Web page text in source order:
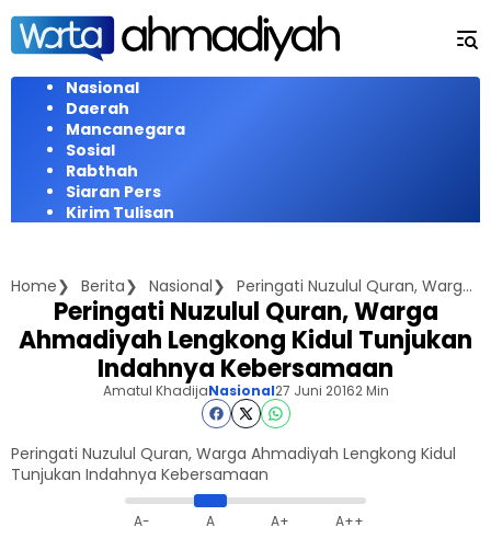
Langsung
konten
Nasional
Daerah
Mancanegara
Sosial
Rabthah
Siaran Pers
Kirim Tulisan
Home Berita Nasional Peringati Nuzulul Quran, Warga Ahmadiyah Lengkong Kidul Tunjukan Indahnya Kebersamaan
Peringati Nuzulul Quran, Warga
Ahmadiyah Lengkong Kidul Tunjukan
Indahnya Kebersamaan
Amatul KhadijaNasional27 Juni 20162 Min
Peringati Nuzulul Quran, Warga Ahmadiyah Lengkong Kidul
Tunjukan Indahnya Kebersamaan
A- A A+ A++